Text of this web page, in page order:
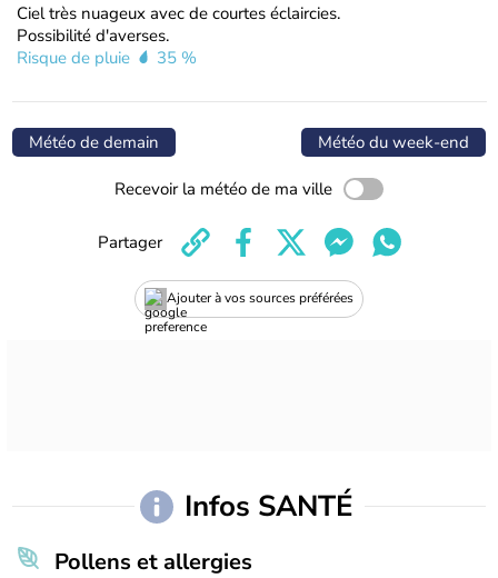
Ciel très nuageux avec de courtes éclaircies.
Possibilité d'averses.
Risque de pluie
35 %
Météo de demain Météo du week-end
Recevoir la météo de ma ville
Ajouter à vos sources préférées
Partager
Infos SANTÉ
Pollens et allergies